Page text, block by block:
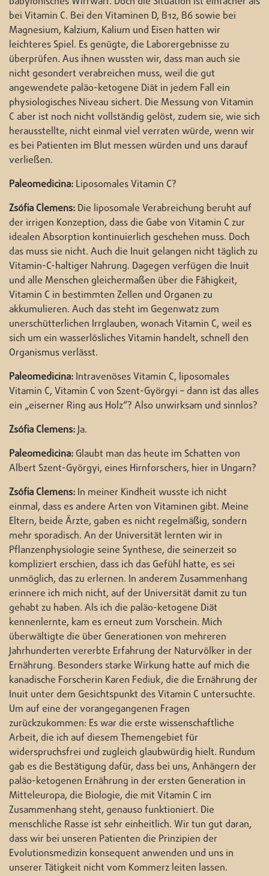
bei Vitamin C. Bei den Vitaminen D, B12, B6 sowie bei
Magnesium, Kalzium, Kalium und Eisen hatten wir
leichteres Spiel. Es genügte, die Laborergebnisse zu
überprüfen. Aus ihnen wussten wir, dass man auch sie
nicht gesondert verabreichen muss, weil die gut
angewendete paläo-ketogene Diät in jedem Fall ein
physiologisches Niveau sichert. Die Messung von Vitamin
C aber ist noch nicht vollständig gelöst, zudem sie, wie sich
herausstellte, nicht einmal viel verraten würde, wenn wir
es bei Patienten im Blut messen würden und uns darauf
verließen.
Paleomedicina: Liposomales Vitamin C?
Zsófia Clemens: Die liposomale Verabreichung beruht auf
der irrigen Konzeption, dass die Gabe von Vitamin C zur
idealen Absorption kontinuierlich geschehen muss. Doch
das muss sie nicht. Auch die Inuit gelangen nicht täglich zu
Vitamin-C-haltiger Nahrung. Dagegen verfügen die Inuit
und alle Menschen gleichermaßen über die Fähigkeit,
Vitamin C in bestimmten Zellen und Organen zu
akkumulieren. Auch das steht im Gegenwatz zum
unerschütterlichen Irrglauben, wonach Vitamin C, weil es
sich um ein wasserlösliches Vitamin handelt, schnell den
Organismus verlässt.
Paleomedicina: Intravenöses Vitamin C, liposomales
Vitamin C, Vitamin C von Szent-Györgyi – dann ist das alles
ein „eiserner Ring aus Holz“? Also unwirksam und sinnlos?
Zsófia Clemens:Ja.
Paleomedicina: Glaubt man das heute im Schatten von
Albert Szent-Györgyi, eines Hirnforschers, hier in Ungarn?
Zsófia Clemens: In meiner Kindheit wusste ich nicht
einmal, dass es andere Arten von Vitaminen gibt. Meine
Eltern, beide Ärzte, gaben es nicht regelmäßig, sondern
mehr sporadisch. An der Universität lernten wir in
Pflanzenphysiologie seine Synthese, die seinerzeit so
kompliziert erschien, dass ich das Gefühl hatte, es sei
unmöglich, das zu erlernen. In anderem Zusammenhang
erinnere ich mich nicht, auf der Universität damit zu tun
gehabt zu haben. Als ich die paläo-ketogene Diät
kennenlernte, kam es erneut zum Vorschein. Mich
überwältigte die über Generationen von mehreren
Jahrhunderten vererbte Erfahrung der Naturvölker in der
Ernährung. Besonders starke Wirkung hatte auf mich die
kanadische Forscherin Karen Fediuk, die die Ernährung der
Inuit unter dem Gesichtspunkt des Vitamin C untersuchte.
Um auf eine der vorangegangenen Fragen
zurückzukommen: Es war die erste wissenschaftliche
Arbeit, die ich auf diesem Themengebiet für
widerspruchsfrei und zugleich glaubwürdig hielt. Rundum
gab es die Bestätigung dafür, dass bei uns, Anhängern der
paläo-ketogenen Ernährung in der ersten Generation in
Mitteleuropa, die Biologie, die mit Vitamin C im
Zusammenhang steht, genauso funktioniert. Die
menschliche Rasse ist sehr einheitlich. Wir tun gut daran,
dass wir bei unseren Patienten die Prinzipien der
Evolutionsmedizin konsequent anwenden und uns in
unserer Tätigkeit nicht vom Kommerz leiten lassen.